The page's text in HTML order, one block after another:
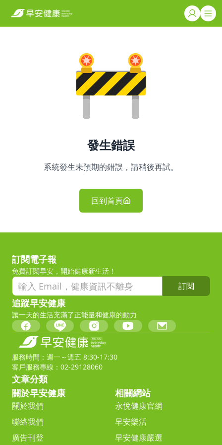
發生錯誤
系統發生未預期的錯誤，請稍後再試。
回到首頁
訂閱電子報
免費訂閱早安，開始健康新生活！
訂閱
追蹤早安健康
讓一天的生活充滿了正能量和健康的動力
服務時間：週一～週五 8:30-17:30
客戶服務專線：02-29128060
文章分類
關於早安健康
關於我們
聯絡我們
廣告刊登
相關網站
永悅健康官網
早安樂活
早安健康嚴選